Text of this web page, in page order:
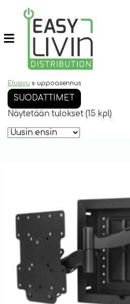
Etusivu » uppoasennus
SUODATTIMET
Näytetään tulokset (15 kpl)